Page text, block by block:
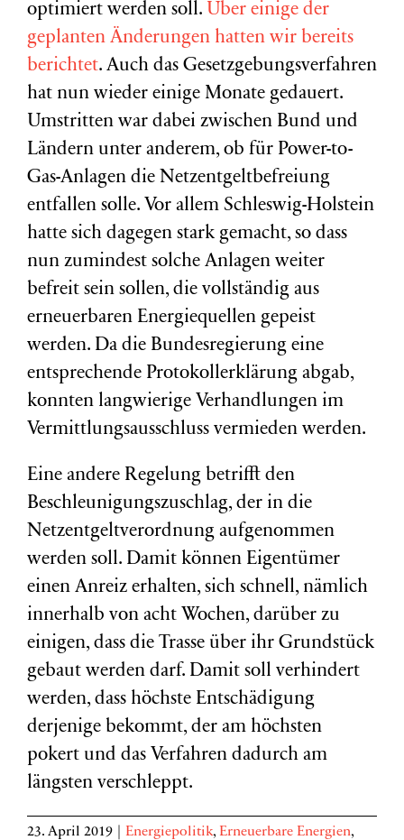
optimiert werden soll. Über einige der
geplanten Änderungen hatten wir bereits
berichtet. Auch das Gesetzgebungsverfahren
hat nun wieder einige Monate gedauert.
Umstritten war dabei zwischen Bund und
Ländern unter anderem, ob für Power-to-
Gas-Anlagen die Netzentgeltbefreiung
entfallen solle. Vor allem Schleswig-Holstein
hatte sich dagegen stark gemacht, so dass
nun zumindest solche Anlagen weiter
befreit sein sollen, die vollständig aus
erneuerbaren Energiequellen gepeist
werden. Da die Bundesregierung eine
entsprechende Protokollerklärung abgab,
konnten langwierige Verhandlungen im
Vermittlungsausschluss vermieden werden.
Eine andere Regelung betrifft den
Beschleunigungszuschlag, der in die
Netzentgeltverordnung aufgenommen
werden soll. Damit können Eigentümer
einen Anreiz erhalten, sich schnell, nämlich
innerhalb von acht Wochen, darüber zu
einigen, dass die Trasse über ihr Grundstück
gebaut werden darf. Damit soll verhindert
werden, dass höchste Entschädigung
derjenige bekommt, der am höchsten
pokert und das Verfahren dadurch am
längsten verschleppt.
23. April 2019 Energiepolitik, Erneuerbare Energien,